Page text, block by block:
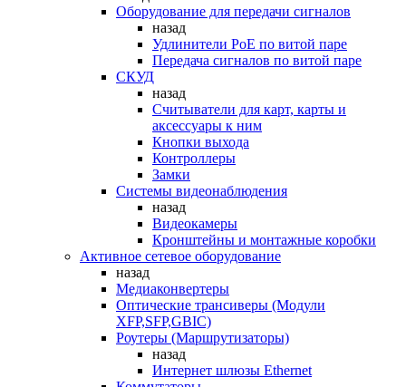
Оборудование для передачи сигналов
назад
Удлинители PoE по витой паре
Передача сигналов по витой паре
СКУД
назад
Считыватели для карт, карты и
аксессуары к ним
Кнопки выхода
Контроллеры
Замки
Системы видеонаблюдения
назад
Видеокамеры
Кронштейны и монтажные коробки
Активное сетевое оборудование
назад
Медиаконвертеры
Оптические трансиверы (Модули
XFP,SFP,GBIC)
Роутеры (Маршрутизаторы)
назад
Интернет шлюзы Ethernet